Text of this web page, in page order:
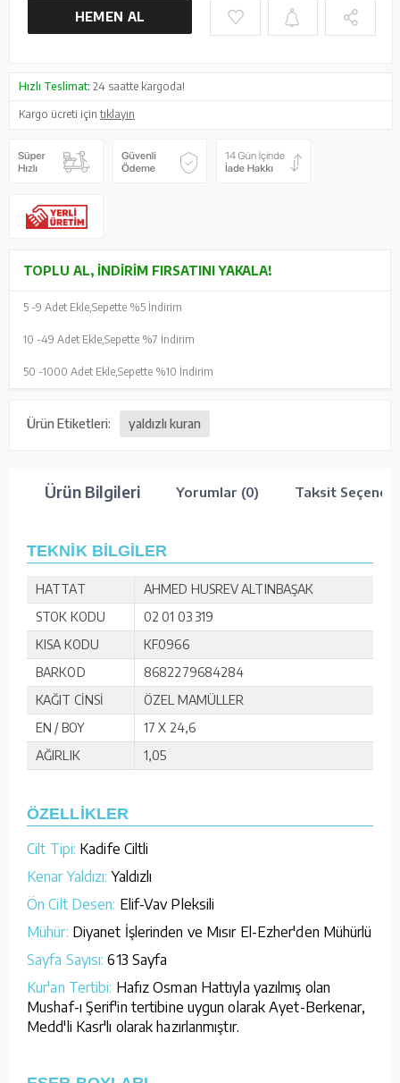
HEMEN AL
Hızlı Teslimat: 24 saatte kargoda!
Kargo ücreti içintıklayın
TOPLU AL, İNDIRIM FIRSATINI YAKALA!
5 -9 Adet Ekle, Sepette %5 İndirim
10 -49 Adet Ekle, Sepette %7 İndirim
50 -1000 Adet Ekle, Sepette %10 İndirim
Ürün Etiketleri: yaldızlı kuran
Ürün Bilgileri Yorumlar (0) Taksit
TEKNİK BİLGİLER
HATTAT
AHMED HUSREV ALTINBAŞAK
STOK KODU
02 01 03 319
KISA KODU
KF0966
BARKOD
8682279684284
KAĞIT CİNSİ
ÖZEL MAMÜLLER
EN / BOY
17 X 24,6
AĞIRLIK
1,05
ÖZELLİKLER
Cilt Tipi: Kadife Ciltli
Kenar Yaldızı: Yaldızlı
Ön Cilt Desen: Elif-Vav Pleksili
Mühür: Diyanet İşlerinden ve Mısır El-Ezher'den Mühürlü
Sayfa Sayısı: 613 Sayfa
Kur'an Tertibi: Hafız Osman Hattıyla yazılmış olan
Mushaf-ı Şerif'in tertibine uygun olarak Ayet-Berkenar,
Medd'li Kasr'lı olarak hazırlanmıştır.